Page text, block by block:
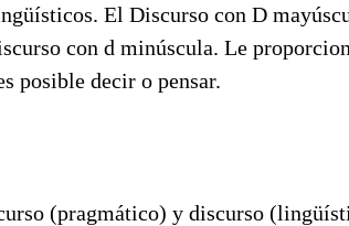
El Discurso con D
con d minúscula. Le
posible decir o pensar.
(pragmático) y discurso